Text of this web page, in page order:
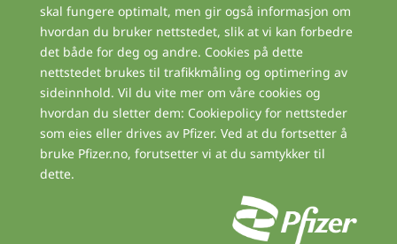
skal fungere optimalt, men gir også informasjon om
hvordan du bruker nettstedet, slik at vi kan forbedre
det både for deg og andre. Cookies på dette
nettstedet brukes til trafikkmåling og optimering av
sideinnhold. Vil du vite mer om våre cookies og
hvordan du sletter dem: Cookiepolicy for nettsteder
som eies eller drives av Pfizer. Ved at du fortsetter å
bruke Pfizer.no, forutsetter vi at du samtykker til
dette.